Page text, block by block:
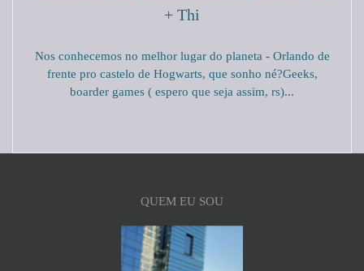
+ Thi
Nos conhecemos no melhor lugar do planeta - Orlando de
frente pro castelo de Hogwarts, que sonho né?Geeks,
boarder games ( espero que seja assim, rs)...
QUEM EU SOU